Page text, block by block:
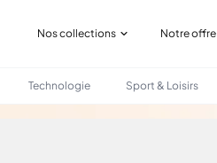
Nos collections Notre offre
Technologie Sport & Loisirs
À DOS JESTER THE NORTH FACE